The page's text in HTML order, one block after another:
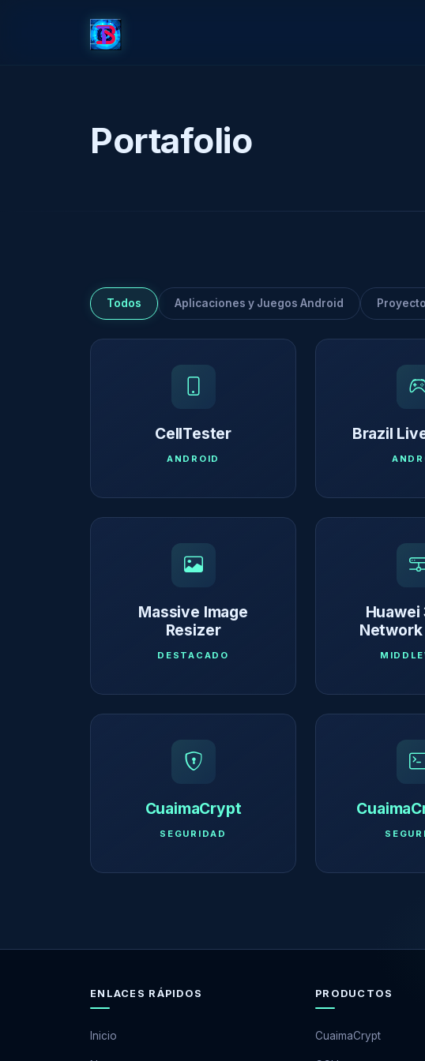
Portafolio
Todos Aplicaciones y Juegos Android
CellTester
ANDROID
Brazil
Massive Image
Resizer
DESTACADO
Huawei
CuaimaCrypt
SEGURIDAD
ENLACES RÁPIDOS
Inicio
PRODUCTOS
CuaimaCrypt